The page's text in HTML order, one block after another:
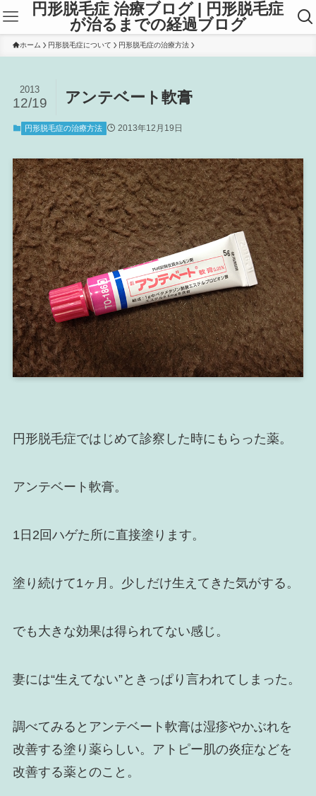
円形脱毛症 治療ブログ | 円形脱毛症
が治るまでの経過ブログ
ホーム 円形脱毛症について 円形脱毛症の治療方法
アンテベート軟膏
2013
12/19
円形脱毛症の治療方法 2013年12月19日
円形脱毛症ではじめて診察した時にもらった薬。
アンテベート軟膏。
1日2回ハゲた所に直接塗ります。
塗り続けて1ヶ月。少しだけ生えてきた気がする。
でも大きな効果は得られてない感じ。
妻には“生えてない”ときっぱり言われてしまった。
調べてみるとアンテベート軟膏は湿疹やかぶれを
改善する塗り薬らしい。アトピー肌の炎症などを
改善する薬とのこと。